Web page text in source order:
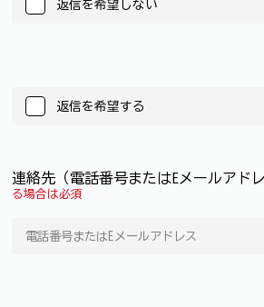
返信を希望しない
返信を希望する
連絡先（電話番号またはEメールアド
る場合は必須